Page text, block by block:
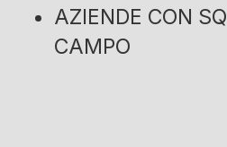
AZIENDE CON
CAMPO